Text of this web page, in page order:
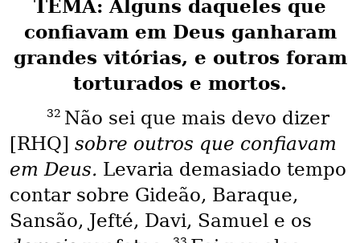
TEMA: Alguns daqueles que
confiavam em Deus ganharam
grandes vitórias, e outros foram
torturados e mortos.
32 Não sei que mais devo dizer
[RHQ] sobre outros que confiavam
em Deus. Levaria demasiado tempo
contar sobre Gideão, Baraque,
Sansão, Jefté, Davi, Samuel e os